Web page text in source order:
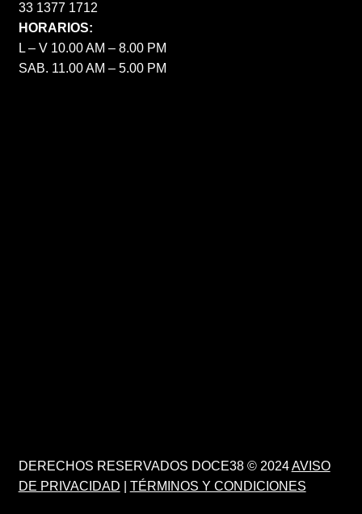
33 1377 1712
HORARIOS:
L – V 10.00 AM – 8.00 PM
SAB. 11.00 AM – 5.00 PM
DERECHOS RESERVADOS DOCE38 © 2024AVISO
DE PRIVACIDAD
TÉRMINOS Y CONDICIONES